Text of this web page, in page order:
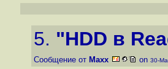
5. "HDD в
Сообщение от Maxx on 30-